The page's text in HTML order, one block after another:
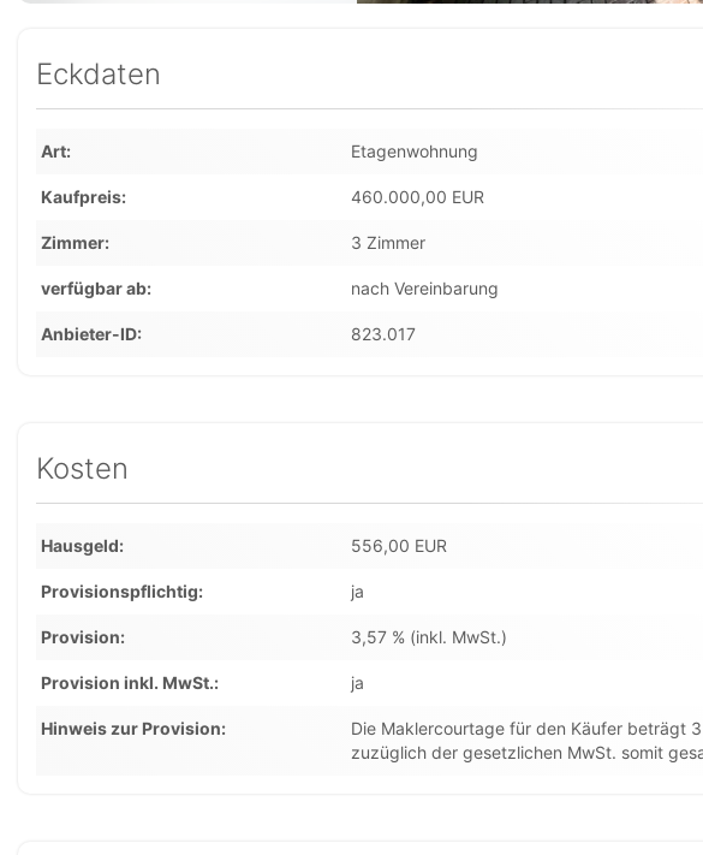
Eckdaten
Art Etagenwohnung
Kaufpreis 460.000,00 EUR
Zimmer 3 Zimmer
verfügbar ab nach Vereinbarung
Anbieter-ID 823.017
Kosten
Hausgeld 556,00 EUR
Provisionspflichtig ja
Provision 3,57 % (inkl. MwSt.)
Provision inkl. MwSt. ja
Hinweis zur Provision
Die Maklercourtage für den Käufer beträgt
zuzüglich der gesetzlichen MwSt. somit